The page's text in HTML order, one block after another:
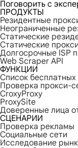
Поговорить с
ПРОДУКТЫ
Резидентные
Неограниченные
Статические
Статические
Долгосрочные ISP
Web Scraper API
ФУНКЦИИ
Список
Проверка прокси-
CroxyProxy
ProxySite
Доверенные лица
СЦЕНАРИИ
Проверка рекламы
Социальные сети
Исследование